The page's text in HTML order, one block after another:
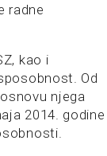
radne
kao i
Od
njega
2014. godine